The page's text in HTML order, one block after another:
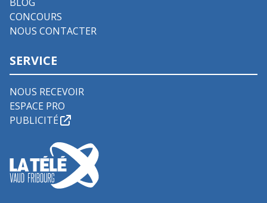
CONCOURS
NOUS CONTACTER
SERVICE
NOUS RECEVOIR
ESPACE PRO
PUBLICITÉ